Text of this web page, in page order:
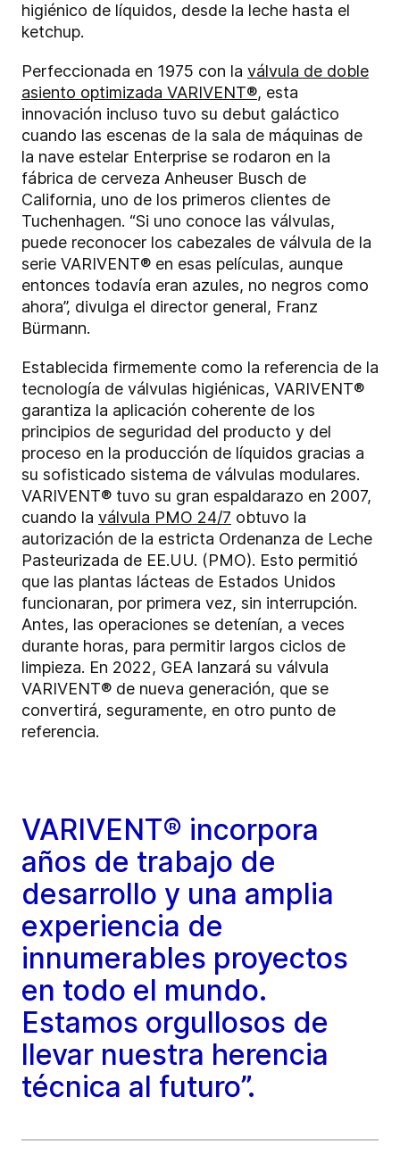
higiénico de líquidos, desde la leche hasta el
ketchup.
Perfeccionada en 1975 con la válvula de doble
asiento optimizada VARIVENT®, esta
innovación incluso tuvo su debut galáctico
cuando las escenas de la sala de máquinas de
la nave estelar Enterprise se rodaron en la
fábrica de cerveza Anheuser Busch de
California, uno de los primeros clientes de
Tuchenhagen. “Si uno conoce las válvulas,
puede reconocer los cabezales de válvula de la
serie VARIVENT® en esas películas, aunque
entonces todavía eran azules, no negros como
ahora”, divulga el director general, Franz
Bürmann.
Establecida firmemente como la referencia de la
tecnología de válvulas higiénicas, VARIVENT®
garantiza la aplicación coherente de los
principios de seguridad del producto y del
proceso en la producción de líquidos gracias a
su sofisticado sistema de válvulas modulares.
VARIVENT® tuvo su gran espaldarazo en 2007,
cuando la válvula PMO 24/7 obtuvo la
autorización de la estricta Ordenanza de Leche
Pasteurizada de EE.UU. (PMO). Esto permitió
que las plantas lácteas de Estados Unidos
funcionaran, por primera vez, sin interrupción.
Antes, las operaciones se detenían, a veces
durante horas, para permitir largos ciclos de
limpieza. En 2022, GEA lanzará su válvula
VARIVENT® de nueva generación, que se
convertirá, seguramente, en otro punto de
referencia.
VARIVENT® incorpora
años de trabajo de
desarrollo y una amplia
experiencia de
innumerables proyectos
en todo el mundo.
Estamos orgullosos de
llevar nuestra herencia
técnica al futuro”.